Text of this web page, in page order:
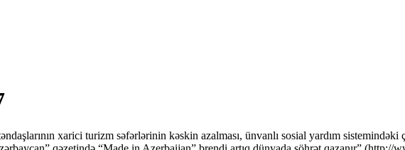
xarici turizm səfərlərinin kəskin azalması, ünvanlı sosial yardım